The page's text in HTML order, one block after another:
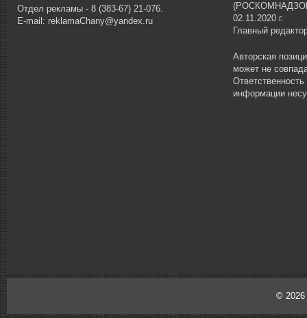
Отдел рекламы - 8 (383-67) 21-076.
E-mail: reklamaChany@yandex.ru
02.11.2020 г.
Главный
Авторская
может не
информации
© 2026